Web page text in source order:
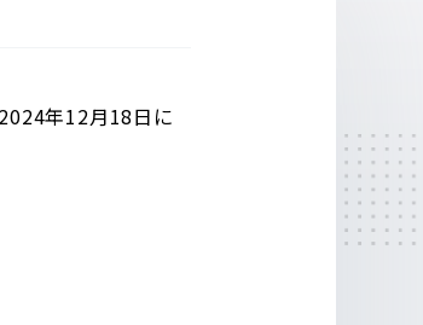
k
年12月18日に